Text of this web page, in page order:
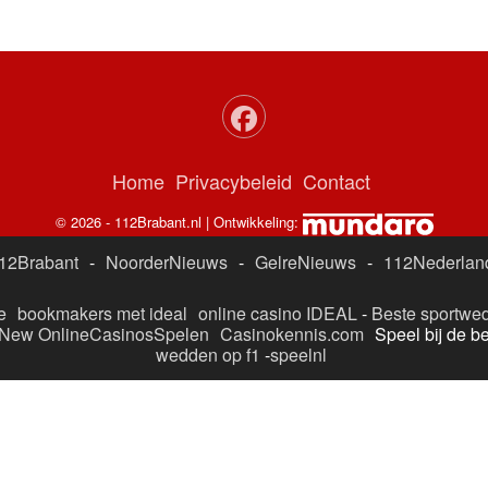
Home Privacybeleid Contact
© 2026 - 112Brabant.nl | Ontwikkeling:
- NoorderNieuws - GelreNieuws -
bookmakers met ideal online casino IDEAL- Beste
OnlineCasinosSpelen Casinokennis.com Speel bij de
wedden op f1 -speelnl